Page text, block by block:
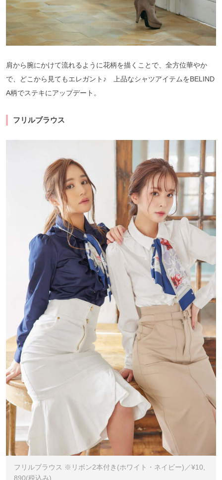
肩から腕にかけて流れるように花柄を描くことで、全方位華やか
で、どこから見てもエレガント♪ 上品なシャツアイテムをBELIND
A柄でステキにアップデート。
フリルブラウス
フリルブラウス ※リボン2本付き(ホワイト・ネイビー)／¥10,
890(税込み)